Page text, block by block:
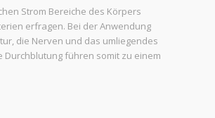
Strom Bereiche des Körpers
erfragen. Bei der Anwendung
die Nerven und das umliegendes
führen somit zu einem